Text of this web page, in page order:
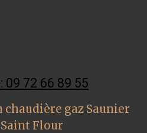
09 72 66 89 55
gaz Saunier
Flour